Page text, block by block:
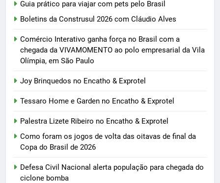
Guia prático para viajar com pets pelo Brasil
Boletins da Construsul 2026 com Cláudio Alves
Comércio Interativo ganha força no Brasil com a
chegada da VIVAMOMENTO ao polo empresarial da Vila
Olímpia, em São Paulo
Joy Brinquedos no Encatho & Exprotel
Tessaro Home e Garden no Encatho & Exprotel
Palestra Lizete Ribeiro no Encatho & Exprotel
Como foram os jogos de volta das oitavas de final da
Copa do Brasil de 2026
Defesa Civil Nacional alerta população para chegada do
ciclone bomba